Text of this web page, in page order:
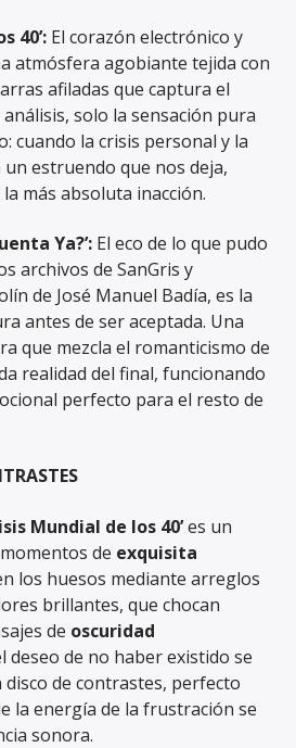
40’: El corazón electrónico y
atmósfera agobiante tejida con
afiladas que captura el
solo la sensación pura
cuando la crisis personal y la
estruendo que nos deja,
más absoluta inacción.
Ya?’: El eco de lo que pudo
archivos de SanGris y
de José Manuel Badía, es la
antes de ser aceptada. Una
que mezcla el romanticismo de
realidad del final, funcionando
perfecto para el resto de
Mundial de los 40’es un
de exquisita
los huesos mediante arreglos
brillantes, que chocan
de oscuridad
deseo de no haber existido se
disco de contrastes, perfecto
la energía de la frustración se
sonora.